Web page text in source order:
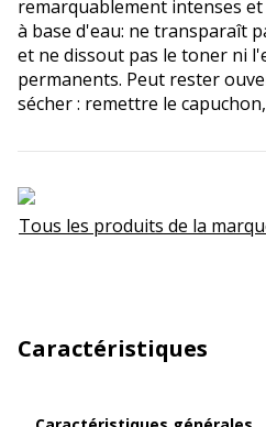
remarquablement intenses
à base d'eau: ne transparaît
et ne dissout pas le toner ni
permanents. Peut rester
sécher : remettre le
Tous les produits de la
Caractéristiques